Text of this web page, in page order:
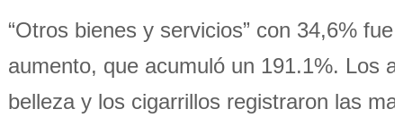
“Otros bienes y servicios” con 34,6%
aumento, que acumuló un 191.1%. Los
belleza y los cigarrillos registraron las